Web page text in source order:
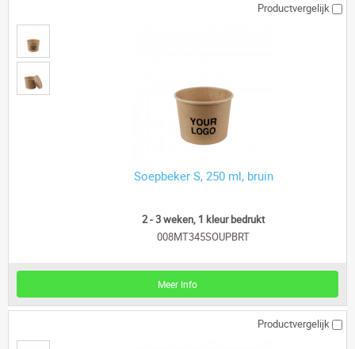
Productvergelijk
Soepbeker S, 250 ml, bruin
2 - 3 weken, 1 kleur bedrukt
008MT345SOUPBRT
Meer Info
Productvergelijk